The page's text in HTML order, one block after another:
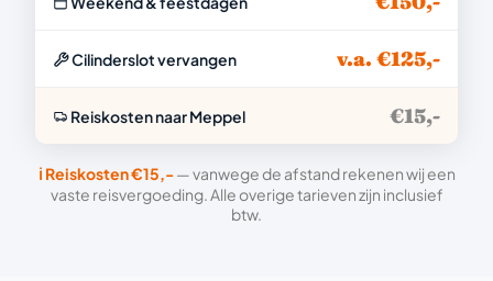
Cilinderslot vervangen v.a. €125,-
Reiskosten naar Meppel €15,-
ℹ️ Reiskosten €15,-— vanwege de afstand rekenen wij een
vaste reisvergoeding. Alle overige tarieven zijn inclusief
btw.